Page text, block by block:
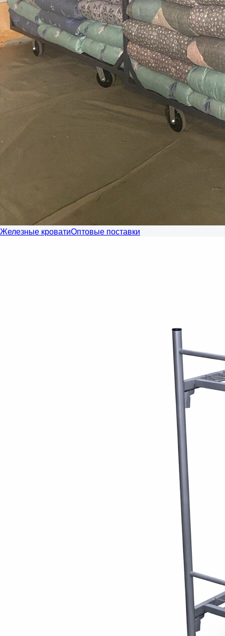
Железные кроватиОптовые поставки